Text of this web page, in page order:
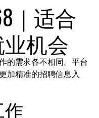
｜适合
机会
的需求各不相同。平台
加精准的招聘信息入